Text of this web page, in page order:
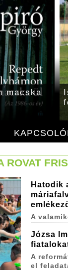
macska
ROVAT
Hatodik
A
Józsa
A
el